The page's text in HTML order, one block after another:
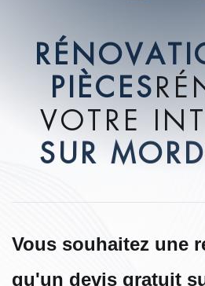
RÉNOVATI
PIÈCESRÉ
VOTRE I NT
SUR MORD
Vous souhaitez une
qu'un devis gratuit